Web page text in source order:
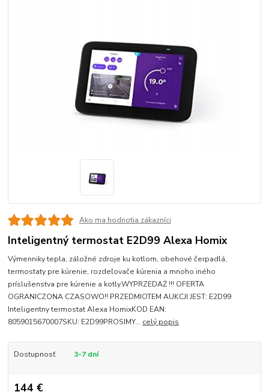
Ako ma hodnotia zákazníci
Inteligentný termostat E2D99 Alexa Homix
Výmenniky tepla, záložné zdroje ku kotlom, obehové čerpadlá,
termostaty pre kúrenie, rozdeľovače kúrenia a mnoho iného
príslušenstva pre kúrenie a kotly.WYPRZEDAŻ !!! OFERTA
OGRANICZONA CZASOWO!! PRZEDMIOTEM AUKCJI JEST: E2D99
Inteligentny termostat Alexa HomixKOD EAN:
8059015670007SKU: E2D99PROSIMY... celý popis
Dostupnosť 3-7 dní
144 €